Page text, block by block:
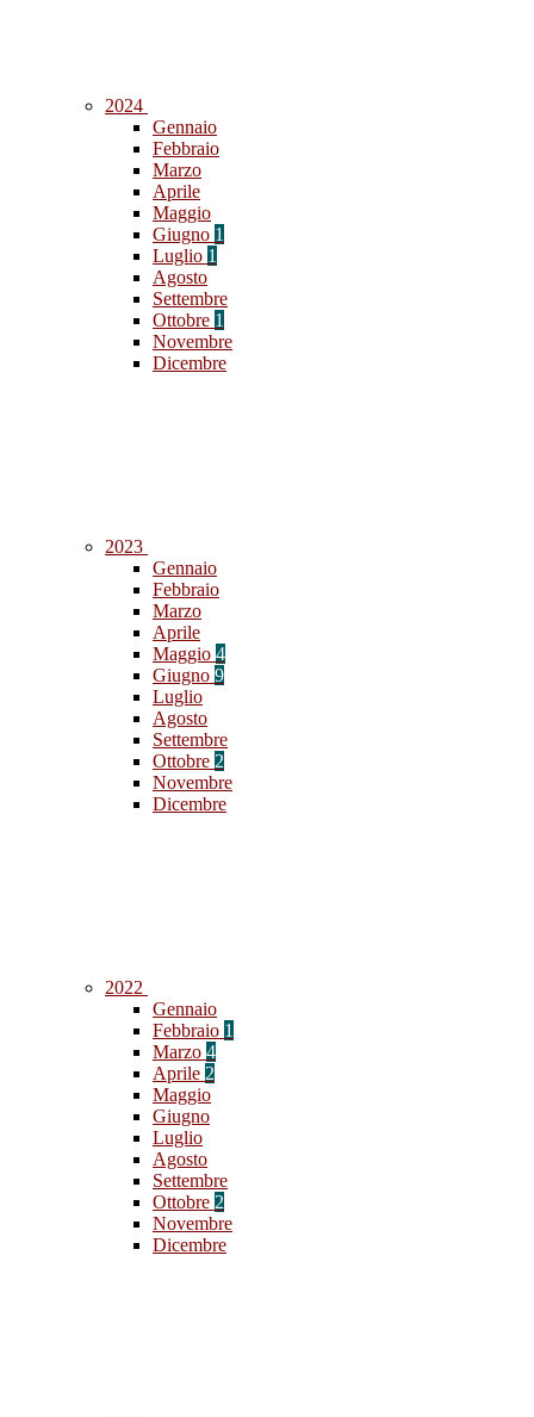
2024
Gennaio
Febbraio
Marzo
Aprile
Maggio
Giugno 1
Luglio 1
Agosto
Settembre
Ottobre 1
Novembre
Dicembre
2023
Gennaio
Febbraio
Marzo
Aprile
Maggio 4
Giugno 9
Luglio
Agosto
Settembre
Ottobre 2
Novembre
Dicembre
2022
Gennaio
Febbraio 1
Marzo 4
Aprile 2
Maggio
Giugno
Luglio
Agosto
Settembre
Ottobre 2
Novembre
Dicembre